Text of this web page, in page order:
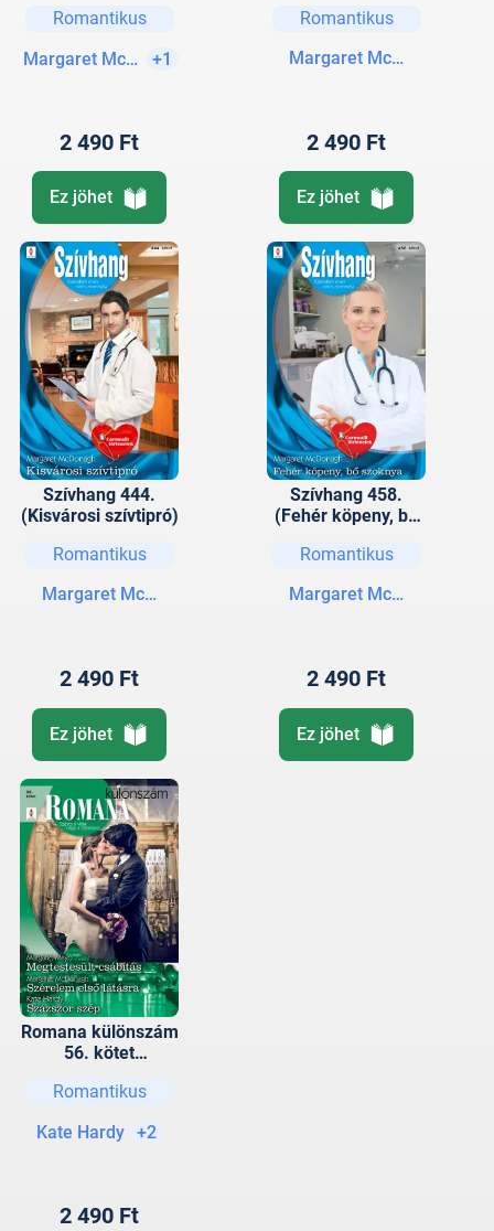
Kisvárosi szívtipró
Romantikus
Margaret McDonagh
+1
2 490 Ft
Ez jöhet
Romantikus
Margaret McDonagh
2 490 Ft
Ez jöhet
Szívhang 444.
(Kisvárosi szívtipró)
Romantikus
Margaret McDonagh
2 490 Ft
Ez jöhet
Szívhang 458.
(Fehér köpeny, bő
Romantikus
Margaret McDonagh
2 490 Ft
Ez jöhet
Romana különszám
56. kötet
csábítás, Szerelem
Százszor szép)
Romantikus
Kate Hardy
+2
2 490 Ft